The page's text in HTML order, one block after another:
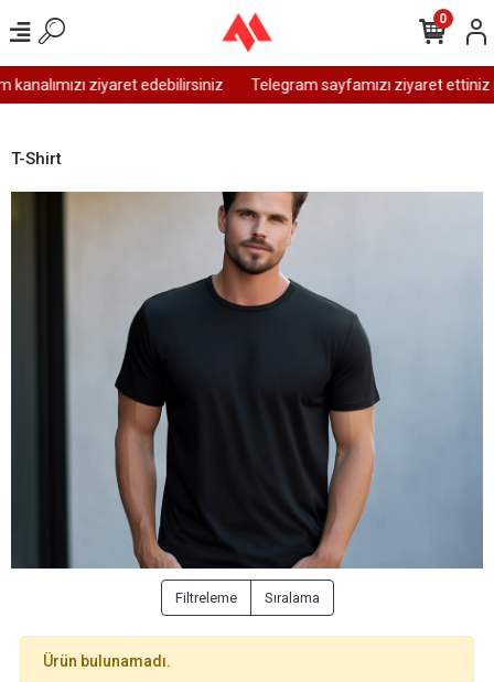
ziyaret edebilirsiniz Telegram sayfamızı ziyaret ettiniz
0
T-Shirt
Filtreleme Sıralama
Ürün bulunamadı.